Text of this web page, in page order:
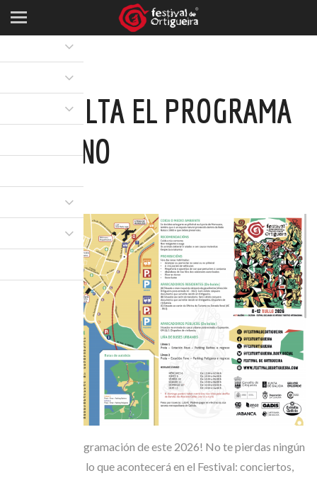
CONSULTA EL PROGRAMA
DE MANO
Consulta la programación de este 2026! No te pierdas ningún
detalle de todo lo que acontecerá en el Festival: conciertos,